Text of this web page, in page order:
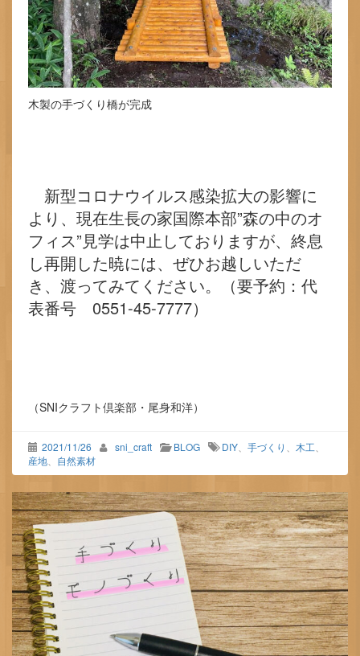
木製の手づくり橋が完成
新型コロナウイルス感染拡大の影響に
より、現在生長の家国際本部”森の中のオ
フィス”見学は中止しておりますが、終息
し再開した暁には、ぜひお越しいただ
き、渡ってみてください。（要予約：代
表番号 0551-45-7777）
（SNIクラフト倶楽部・尾身和洋）
2021/11/26 sni_craft BLOG DIY 手づくり 木工
産地
自然素材